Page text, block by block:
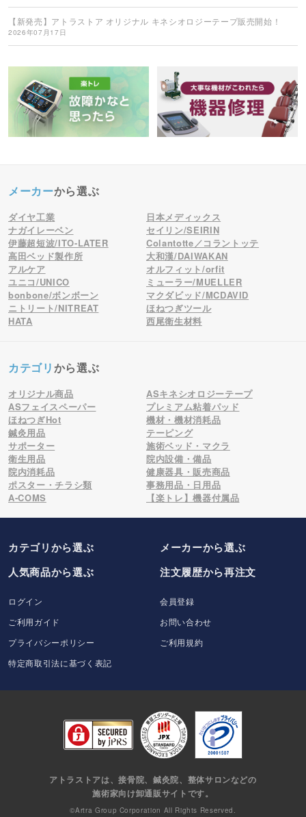
【新発売】アトラストア オリジナル キネシオロジーテープ販売開始！
2026年07月17日
メーカーから選ぶ
ダイヤ工業
日本メディックス
ナガイレーベン
セイリン/SEIRIN
伊藤超短波/ITO-LATER
Colantotte／コラントッテ
高田ベッド製作所
大和漢/DAIWAKAN
アルケア
オルフィット/orfit
ユニコ/UNICO
ミューラー/MUELLER
bonbone/ボンボーン
マクダビッド/MCDAVID
ニトリート/NITREAT
ほねつぎツール
HATA
西尾衛生材料
カテゴリから選ぶ
オリジナル商品
ASキネシオロジーテープ
ASフェイスペーパー
プレミアム粘着パッド
ほねつぎHot
機材・機材消耗品
鍼灸用品
テーピング
サポーター
施術ベッド・マクラ
衛生用品
院内設備・備品
院内消耗品
健康器具・販売商品
ポスター・チラシ類
事務用品・日用品
A-COMS
【楽トレ】機器付属品
カテゴリから選ぶ メーカーから選ぶ
人気商品から選ぶ
注文履歴から再注文
ログイン
会員登録
ご利用ガイド
お問い合わせ
プライバシーポリシー
ご利用規約
特定商取引法に基づく表記
アトラストアは、接骨院、鍼灸院、整体サロンなどの
施術家向け卸通販サイトです。
©Artra Group Corporation All Rights Reserved.